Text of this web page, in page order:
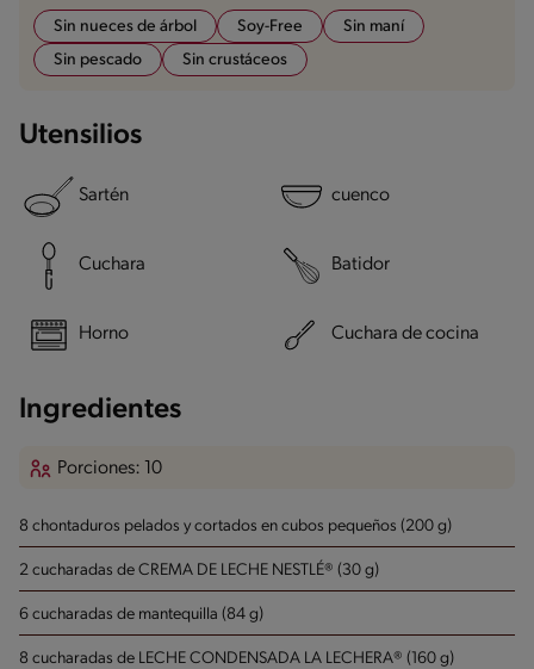
Sin nueces de árbol Soy-Free
Sin maní
Sin pescado
Sin crustáceos
Utensilios
Sartén cuenco
Cuchara Batidor
Horno Cuchara de cocina
Ingredientes
Porciones: 10
8 chontaduros pelados y cortados en cubos pequeños (200 g)
2 cucharadas de CREMA DE LECHE NESTLÉ® (30 g)
6 cucharadas de mantequilla (84 g)
8 cucharadas de LECHE CONDENSADA LA LECHERA® (160 g)